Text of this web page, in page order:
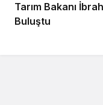
Tarım Bakanı
Buluştu